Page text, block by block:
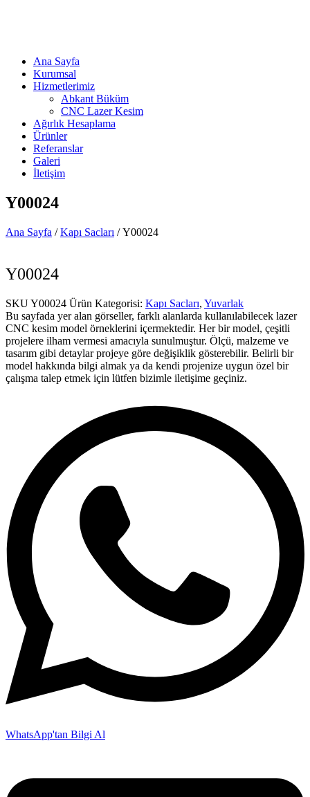
Ana Sayfa
Kurumsal
Hizmetlerimiz
Abkant Büküm
CNC Lazer Kesim
Ağırlık Hesaplama
Ürünler
Referanslar
Galeri
İletişim
Y00024
Ana Sayfa /Kapı Sacları / Y00024
Y00024
SKUY00024 Ürün Kategorisi: Kapı Sacları, Yuvarlak
Bu sayfada yer alan görseller, farklı alanlarda kullanılabilecek lazer
CNC kesim model örneklerini içermektedir. Her bir model, çeşitli
projelere ilham vermesi amacıyla sunulmuştur. Ölçü, malzeme ve
tasarım gibi detaylar projeye göre değişiklik gösterebilir. Belirli bir
model hakkında bilgi almak ya da kendi projenize uygun özel bir
çalışma talep etmek için lütfen bizimle iletişime geçiniz.
WhatsApp'tan Bilgi Al